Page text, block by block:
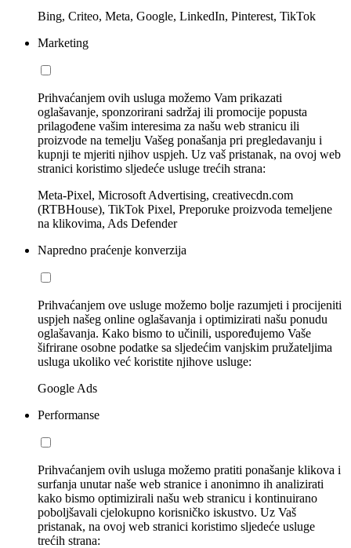
Bing, Criteo, Meta, Google, LinkedIn, Pinterest, TikTok
Marketing
Prihvaćanjem ovih usluga možemo Vam prikazati
oglašavanje, sponzorirani sadržaj ili promocije popusta
prilagođene vašim interesima za našu web stranicu ili
proizvode na temelju Vašeg ponašanja pri pregledavanju i
kupnji te mjeriti njihov uspjeh. Uz vaš pristanak, na ovoj web
stranici koristimo sljedeće usluge trećih strana:
Meta-Pixel, Microsoft Advertising, creativecdn.com
(RTBHouse), TikTok Pixel, Preporuke proizvoda temeljene
na klikovima, Ads Defender
Napredno praćenje konverzija
Prihvaćanjem ove usluge možemo bolje razumjeti i procijeniti
uspjeh našeg online oglašavanja i optimizirati našu ponudu
oglašavanja. Kako bismo to učinili, uspoređujemo Vaše
šifrirane osobne podatke sa sljedećim vanjskim pružateljima
usluga ukoliko već koristite njihove usluge:
Google Ads
Performanse
Prihvaćanjem ovih usluga možemo pratiti ponašanje klikova i
surfanja unutar naše web stranice i anonimno ih analizirati
kako bismo optimizirali našu web stranicu i kontinuirano
poboljšavali cjelokupno korisničko iskustvo. Uz Vaš
pristanak, na ovoj web stranici koristimo sljedeće usluge
trećih strana: